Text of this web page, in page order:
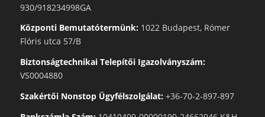
930/918234998GA
Központi Bemutatótermünk:1022 Budapest, Rómer
Flóris utca 57/B
Biztonságtechnikai Telepítői Igazolványszám:
VS0004880
Szakértői Nonstop Ügyfélszolgálat:+36-70-2-897-897